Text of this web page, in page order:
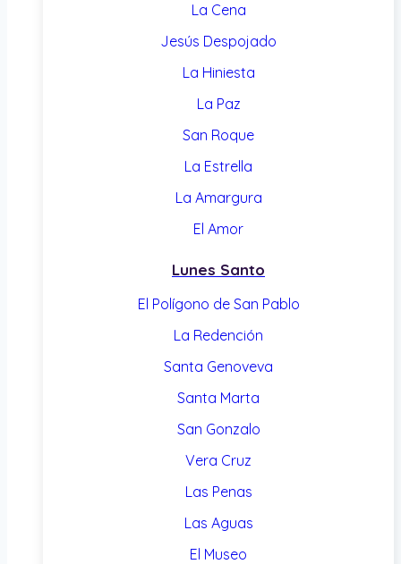
La Cena
Jesús Despojado
La Hiniesta
La Paz
San Roque
La Estrella
La Amargura
El Amor
Lunes Santo
El Polígono de San Pablo
La Redención
Santa Genoveva
Santa Marta
San Gonzalo
Vera Cruz
Las Penas
Las Aguas
El Museo